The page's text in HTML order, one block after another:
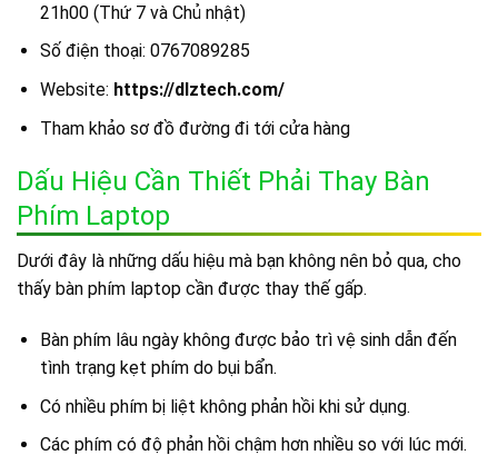
21h00 (Thứ 7 và Chủ nhật)
Số điện thoại: 0767089285
Website: https://dlztech.com/
Tham khảo sơ đồ đường đi tới cửa hàng
Dấu Hiệu Cần Thiết Phải Thay Bàn
Phím Laptop
Dưới đây là những dấu hiệu mà bạn không nên bỏ qua, cho
thấy bàn phím laptop cần được thay thế gấp.
Bàn phím lâu ngày không được bảo trì vệ sinh dẫn đến
tình trạng kẹt phím do bụi bẩn.
Có nhiều phím bị liệt không phản hồi khi sử dụng.
Các phím có độ phản hồi chậm hơn nhiều so với lúc mới.